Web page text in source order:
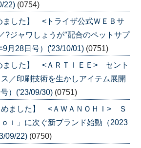
22) (0754)
ました】 <トライザ公式ＷＥＢサ
ジャワしょうが″配合のペットサプ
9月28日号）('23/10/01) (0751)
ました】 <ＡＲＴＩＥＥ> セント
／印刷技術を生かしアイテム展開
）('23/09/30) (0751)
めました】 <ＡＷＡＮＯＨＩ> Ｓ
ｉ」に次ぐ新ブランド始動（2023
09/22) (0750)